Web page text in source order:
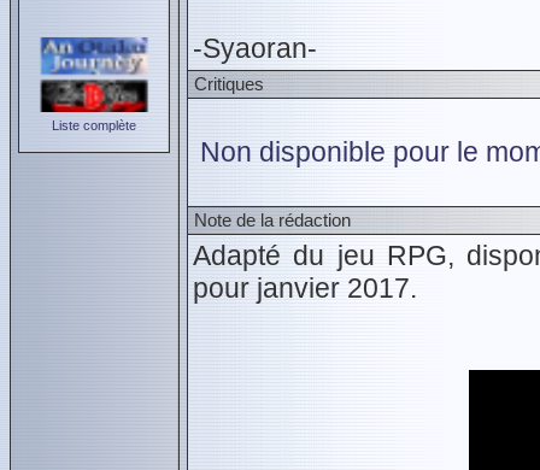
Liste complète
-Syaoran-
Critiques
Non disponible pour le
Note de la rédaction
Adapté du jeu RPG,
pour janvier 2017.